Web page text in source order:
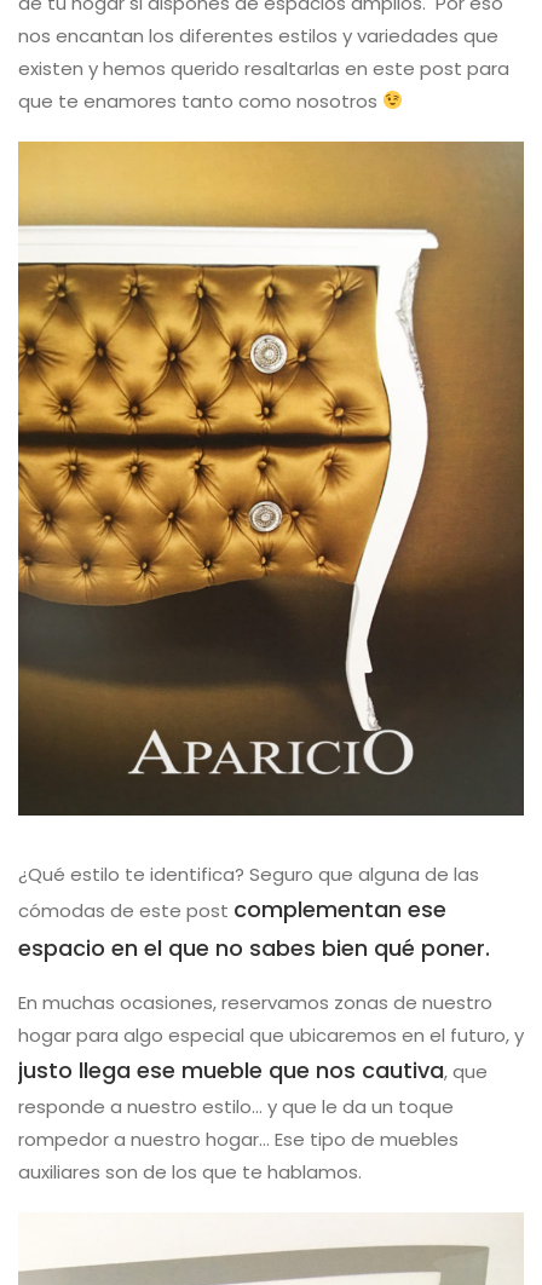
nos encantan los diferentes estilos y variedades que
existen y hemos querido resaltarlas en este post para
que te enamores tanto como nosotros
¿Qué estilo te identifica? Seguro que alguna de las
cómodas de este post complementan ese
espacio en el que no sabes bien qué poner.
En muchas ocasiones, reservamos zonas de nuestro
hogar para algo especial que ubicaremos en el futuro, y
justo llega ese mueble que nos cautiva, que
responde a nuestro estilo… y que le da un toque
rompedor a nuestro hogar… Ese tipo de muebles
auxiliares son de los que te hablamos.